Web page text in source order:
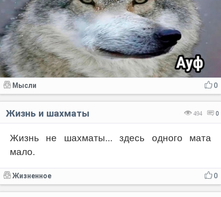
0
Мысли
494 0
Жизнь и шахматы
Жизнь не шахматы... здесь одного мата
мало.
0
Жизненное